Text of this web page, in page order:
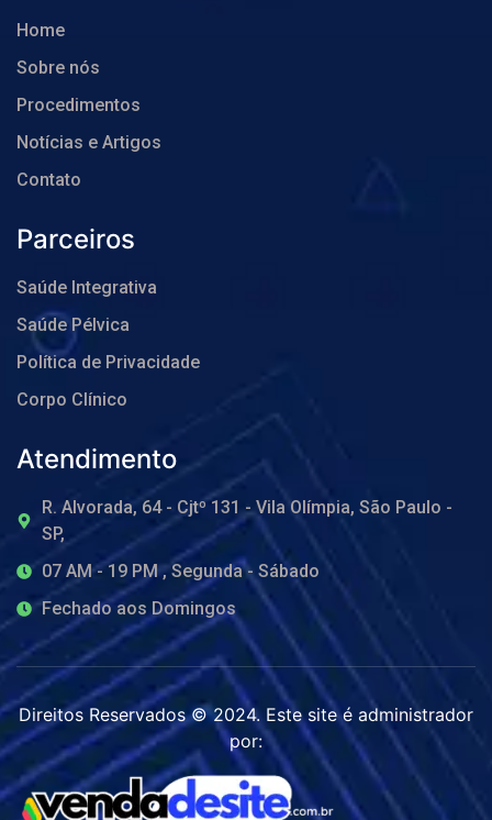
Home
Sobre nós
Procedimentos
Notícias e Artigos
Contato
Parceiros
Saúde Integrativa
Saúde Pélvica
Política de Privacidade
Corpo Clínico
Atendimento
R. Alvorada, 64 - Cjtº 131 - Vila Olímpia, São Paulo -
SP,
07 AM - 19 PM , Segunda - Sábado
Fechado aos Domingos
Direitos Reservados © 2024. Este site é administrador
por: